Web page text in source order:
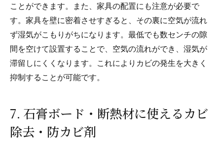
ことができます。また、家具の配置にも注意が必要で
す。家具を壁に密着させすぎると、その裏に空気が流れ
ず湿気がこもりがちになります。最低でも数センチの隙
間を空けて設置することで、空気の流れができ、湿気が
滞留しにくくなります。これによりカビの発生を大きく
抑制することが可能です。
7. 石膏ボード・断熱材に使えるカビ
除去・防カビ剤